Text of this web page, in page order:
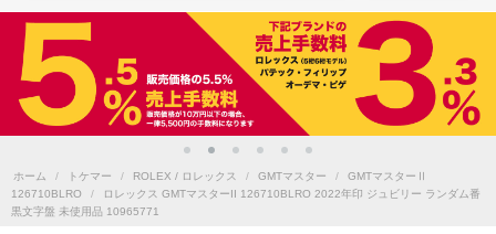
ホーム / トケマー / ROLEX / ロレックス / GMTマスター /
GMTマスターⅡ
126710BLRO
/
ロレックス GMTマスターII 126710BLRO 2022年印 ジュビリー ランダム番
黒文字盤 未使用品 10965771